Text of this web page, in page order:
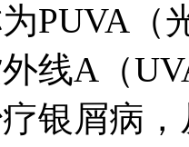
PUVA（
线A（
银屑病